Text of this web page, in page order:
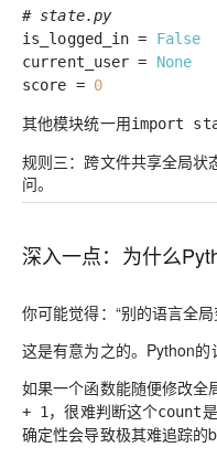
# state.py
is_logged_in = False
current_user = None
score = 0
其他模块统一用import
规则三：跨文件共享全局状
问。
深入一点：为什么
你可能觉得：“别的语言全
这是有意为之的。Python的
如果一个函数能随便修改全
+ 1 ，很难判断这个count
确定性会导致极其难追踪的